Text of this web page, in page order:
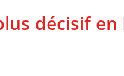
décisif en